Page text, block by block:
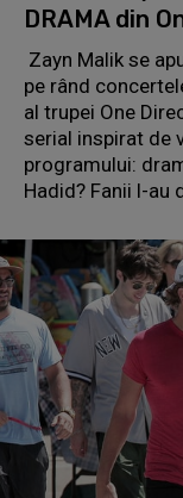
DRAMA din
Zayn Malik se
pe rând
al trupei One
serial inspirat de
programului:
Hadid? Fanii l-au